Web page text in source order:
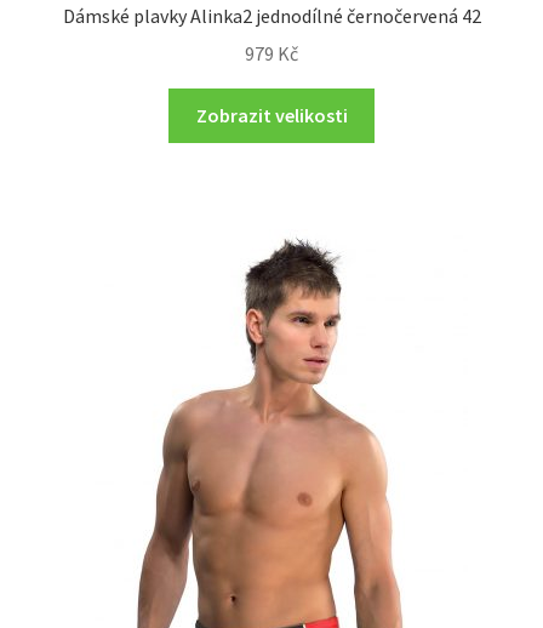
Dámské plavky Alinka2 jednodílné černočervená 42
979 Kč
Zobrazit velikosti